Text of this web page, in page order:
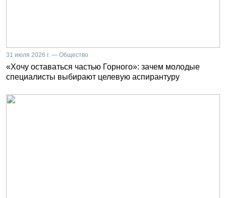
31 июля 2026 г. — Общество
«Хочу оставаться частью Горного»: зачем молодые
специалисты выбирают целевую аспирантуру